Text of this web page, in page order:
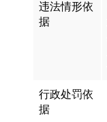
违法情形依
据
行政处罚依
据